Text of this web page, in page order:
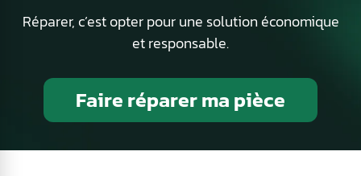
Réparer, c’est opter pour une solution économique
et responsable.
Faire réparer ma pièce